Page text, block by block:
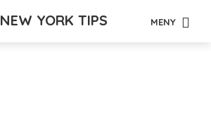
NEW YORK TIPS MENY